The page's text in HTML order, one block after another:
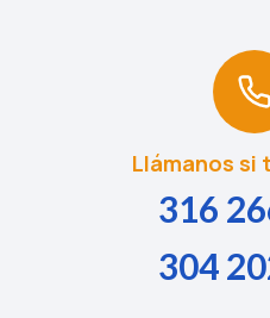
Llámanos si
316
304